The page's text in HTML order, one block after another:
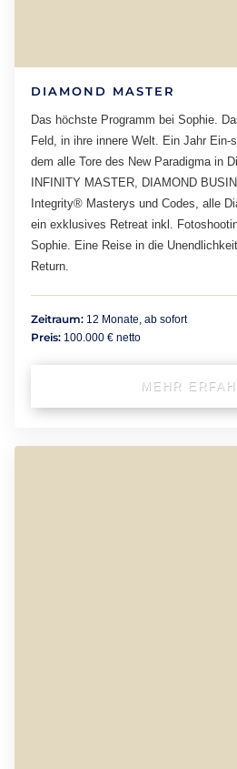
DIAMOND MASTER
Das höchste Programm bei Sophie.
Feld, in ihre innere Welt. Ein Jahr Ein-
dem alle Tore des New Paradigma in
INFINITY MASTER, DIAMOND
Integrity® Masterys und Codes, alle
ein exklusives Retreat inkl.
Sophie. Eine Reise in die
Return.
Zeitraum: 12 Monate, ab sofort
Preis: 100.000 € netto
MEHR